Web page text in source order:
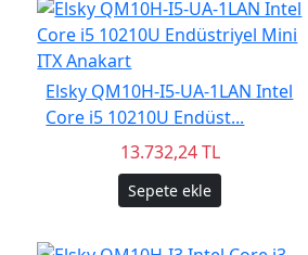
Elsky QM10H-I5-UA-1LAN Intel
Core i5 10210U Endüst...
13.732,24 TL
Sepete ekle